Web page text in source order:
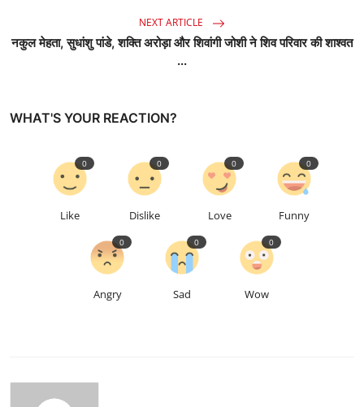
NEXT ARTICLE
नकुल मेहता, सुधांशु पांडे, शक्ति अरोड़ा और शिवांगी जोशी ने शिव परिवार की शाश्वत
...
WHAT'S YOUR REACTION?
Like
0
Dislike
0
Love
0
Funny
0
Angry
0
Sad
0
Wow
0